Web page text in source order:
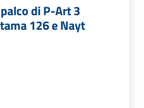
di P-Art 3
126 e Nayt